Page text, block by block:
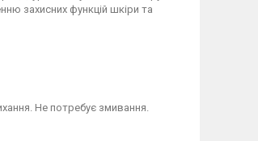
захисних функцій шкіри та
Не потребує змивання.